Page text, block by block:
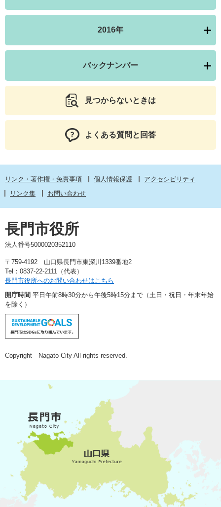
2016年
バックナンバー
見つからないときは
よくある質問と回答
リンク・著作権・免責事項 個人情報保護
アクセシビリティ
リンク集
お問い合わせ
長門市役所
法人番号5000020352110
〒759-4192 山口県長門市東深川1339番地2
Tel：0837-22-2111（代表）
長門市役所へのお問い合わせはこちら
開庁時間 平日午前8時30分から午後5時15分まで（土日・祝日・年末年始
を除く）
Copyright Nagato City All rights reserved.